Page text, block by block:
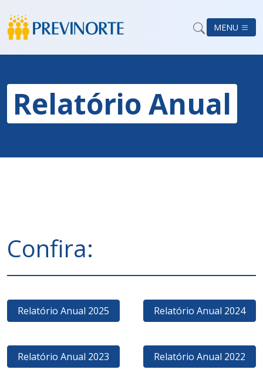
MENU
Relatório Anual
Confira:
Relatório Anual 2025 Relatório Anual 2024
Relatório Anual 2023 Relatório Anual 2022